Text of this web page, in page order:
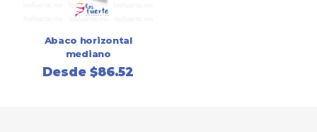
Abaco horizontal
mediano
Desde$86.52